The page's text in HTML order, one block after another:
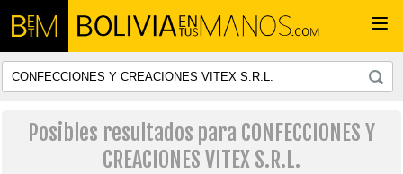
Posibles resultados para CONFECCIONES Y
CREACIONES VITEX S.R.L.